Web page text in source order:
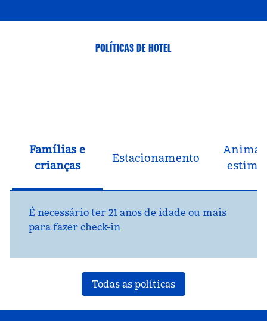
POLÍTICAS DE HOTEL
Famílias e
crianças
Estacionamento
É necessário ter 21 anos de idade ou mais
para fazer check-in
Todas as políticas